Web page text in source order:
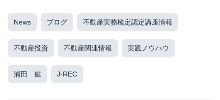
News ブログ 不動産実務検定認定講座情報
不動産投資 不動産関連情報 実践ノウハウ
浦田 健 J-REC